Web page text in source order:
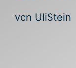
von UliStein